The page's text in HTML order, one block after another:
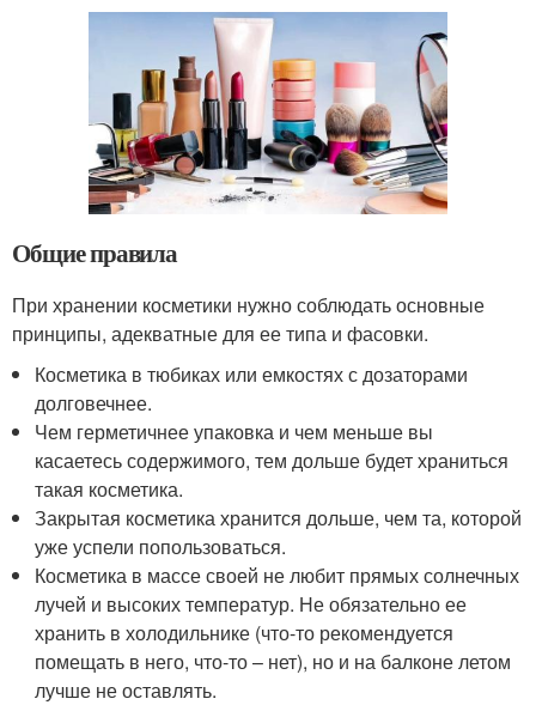
Общие правила
При хранении косметики нужно соблюдать основные
принципы, адекватные для ее типа и фасовки.
Косметика в тюбиках или емкостях с дозаторами
долговечнее.
Чем герметичнее упаковка и чем меньше вы
касаетесь содержимого, тем дольше будет храниться
такая косметика.
Закрытая косметика хранится дольше, чем та, которой
уже успели попользоваться.
Косметика в массе своей не любит прямых солнечных
лучей и высоких температур. Не обязательно ее
хранить в холодильнике (что-то рекомендуется
помещать в него, что-то – нет), но и на балконе летом
лучше не оставлять.